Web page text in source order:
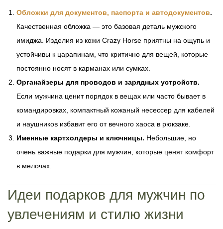
Обложки для документов, паспорта и автодокументов.
Качественная обложка — это базовая деталь мужского
имиджа. Изделия из кожи Crazy Horse приятны на ощупь и
устойчивы к царапинам, что критично для вещей, которые
постоянно носят в карманах или сумках.
Органайзеры для проводов и зарядных устройств.
Если мужчина ценит порядок в вещах или часто бывает в
командировках, компактный кожаный несессер для кабелей
и наушников избавит его от вечного хаоса в рюкзаке.
Именные картхолдеры и ключницы. Небольшие, но
очень важные подарки для мужчин, которые ценят комфорт
в мелочах.
Идеи подарков для мужчин по
увлечениям и стилю жизни